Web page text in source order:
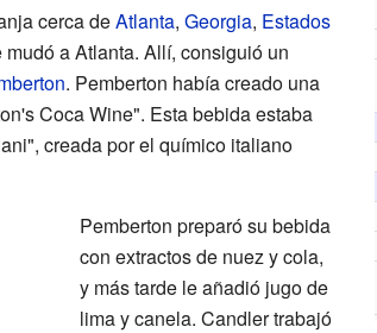
cerca deAtlanta, Georgia, Estados
a Atlanta. Allí, consiguió un
. Pemberton había creado una
Coca Wine". Esta bebida estaba
creada por el químico italiano
Pemberton preparó su bebida
con extractos de nuez y cola,
y más tarde le añadió jugo de
lima y canela. Candler trabajó